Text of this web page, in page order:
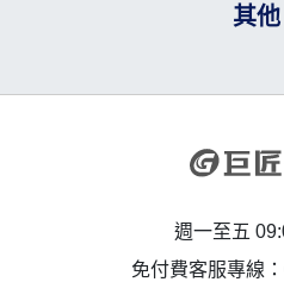
其他
週一至五
免付費客服專線